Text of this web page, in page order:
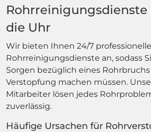
die Uhr
Wir bieten Ihnen 24/7 professionelle
Rohrreinigungsdienste an, sodass
Sorgen bezüglich eines
Verstopfung machen müssen.
Mitarbeiter lösen jedes
zuverlässig.
Häufige Ursachen für